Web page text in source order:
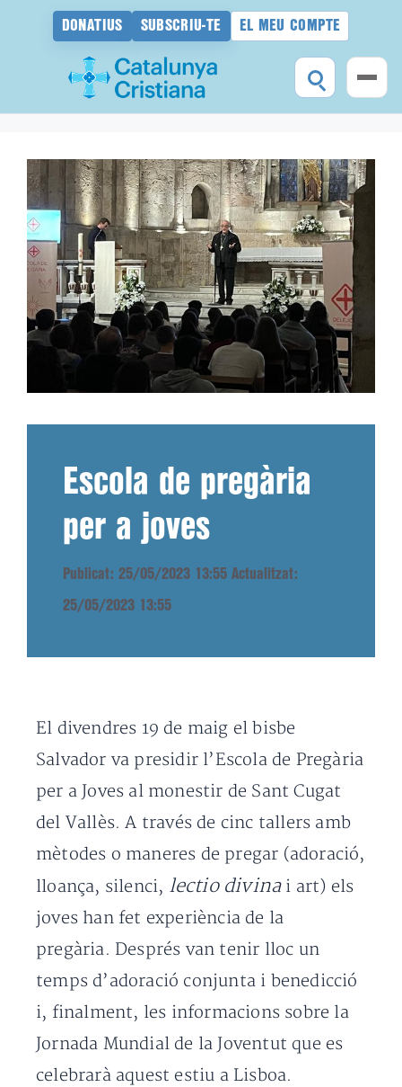
DONATIUS SUBSCRIU-TE EL MEU COMPTE
Escola de pregària
per a joves
Publicat: 25/05/2023 13:55 Actualitzat:
25/05/2023 13:55
El divendres 19 de maig el bisbe
Salvador va presidir l’Escola de Pregària
per a Joves al monestir de Sant Cugat
del Vallès. A través de cinc tallers amb
mètodes o maneres de pregar (adoració,
lloança, silenci, lectio divinai art) els
joves han fet experiència de la
pregària. Després van tenir lloc un
temps d’adoració conjunta i benedicció
i, finalment, les informacions sobre la
Jornada Mundial de la Joventut que es
celebrarà aquest estiu a Lisboa.